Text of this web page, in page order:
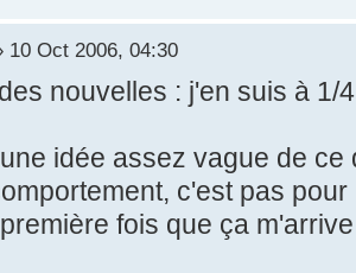
10 Oct 2006, 04:30
nouvelles : j'en suis à 1/
idée assez vague de ce
c'est pas
fois que ça